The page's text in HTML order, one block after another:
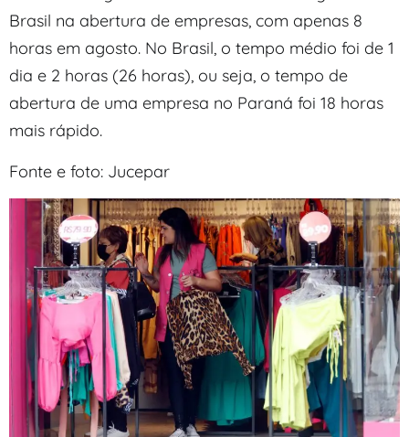
Brasil na abertura de empresas, com apenas 8
horas em agosto. No Brasil, o tempo médio foi de 1
dia e 2 horas (26 horas), ou seja, o tempo de
abertura de uma empresa no Paraná foi 18 horas
mais rápido.
Fonte e foto: Jucepar